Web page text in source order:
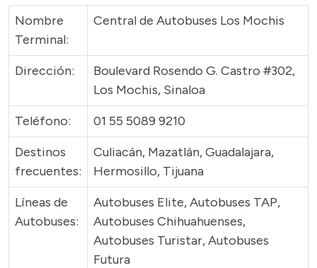
Nombre
Terminal:
Central de Autobuses Los Mochis
Dirección:
Boulevard Rosendo G. Castro #302,
Los Mochis, Sinaloa
Teléfono:
01 55 5089 9210
Destinos
frecuentes:
Culiacán, Mazatlán, Guadalajara,
Hermosillo, Tijuana
Líneas de
Autobuses:
Autobuses Elite, Autobuses TAP,
Autobuses Chihuahuenses,
Autobuses Turistar, Autobuses
Futura